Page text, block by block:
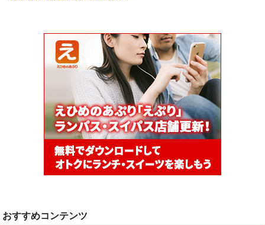
おすすめコンテンツ